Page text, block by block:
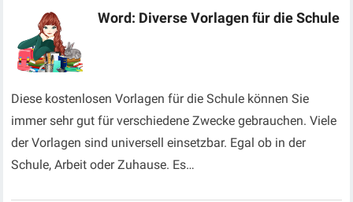
Word: Diverse Vorlagen für die Schule
Diese kostenlosen Vorlagen für die Schule können Sie
immer sehr gut für verschiedene Zwecke gebrauchen. Viele
der Vorlagen sind universell einsetzbar. Egal ob in der
Schule, Arbeit oder Zuhause. Es…